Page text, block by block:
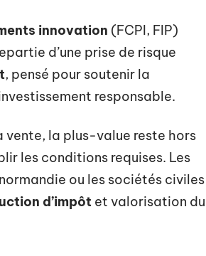
innovation (FCPI, FIP)
d’une prise de risque
, pensé pour soutenir la
responsable.
vente, la plus-value reste hors
les conditions requises. Les
ou les sociétés civiles
d’impôt et valorisation du